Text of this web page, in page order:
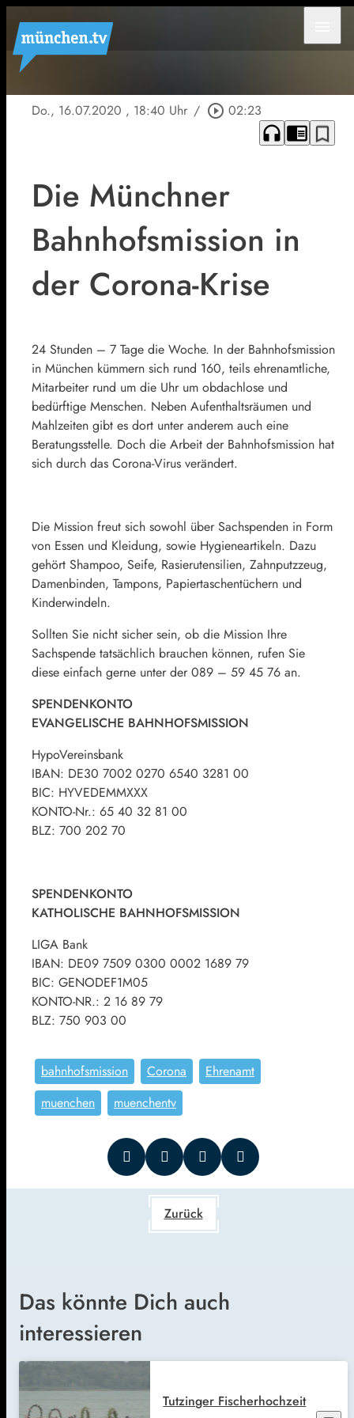
Do., 16.07.2020 , 18:40 Uhr / play_circle_outline 02:23
headphones chrome_reader_mode bookmark_border
Die Münchner
Bahnhofsmission in
der Corona-Krise
24 Stunden – 7 Tage die Woche. In der Bahnhofsmission
in München kümmern sich rund 160, teils ehrenamtliche,
Mitarbeiter rund um die Uhr um obdachlose und
bedürftige Menschen. Neben Aufenthaltsräumen und
Mahlzeiten gibt es dort unter anderem auch eine
Beratungsstelle. Doch die Arbeit der Bahnhofsmission hat
sich durch das Corona-Virus verändert.
Die Mission freut sich sowohl über Sachspenden in Form
von Essen und Kleidung, sowie Hygieneartikeln. Dazu
gehört Shampoo, Seife, Rasierutensilien, Zahnputzzeug,
Damenbinden, Tampons, Papiertaschentüchern und
Kinderwindeln.
Sollten Sie nicht sicher sein, ob die Mission Ihre
Sachspende tatsächlich brauchen können, rufen Sie
diese einfach gerne unter der 089 – 59 45 76 an.
SPENDENKONTO
EVANGELISCHE BAHNHOFSMISSION
Hypo­Vereinsbank
IBAN: DE30 7002 0270 6540 3281 00
BIC: HYVE­DEM­MXXX
KON­TO-Nr.: 65 40 32 81 00
BLZ: 700 202 70
SPENDENKONTO
KATHOLISCHE BAHNHOFSMISSION
LI­GA Bank
IBAN: DE09 7509 0300 0002 1689 79
BIC: GENO­DE­F1M05
KON­TO-NR.: 2 16 89 79
BLZ: 750 903 00
bahnhofsmission Corona
Ehrenamt
muenchen
muenchentv
Zurück
Das könnte Dich auch
interessieren
Tutzinger Fischerhochzeit